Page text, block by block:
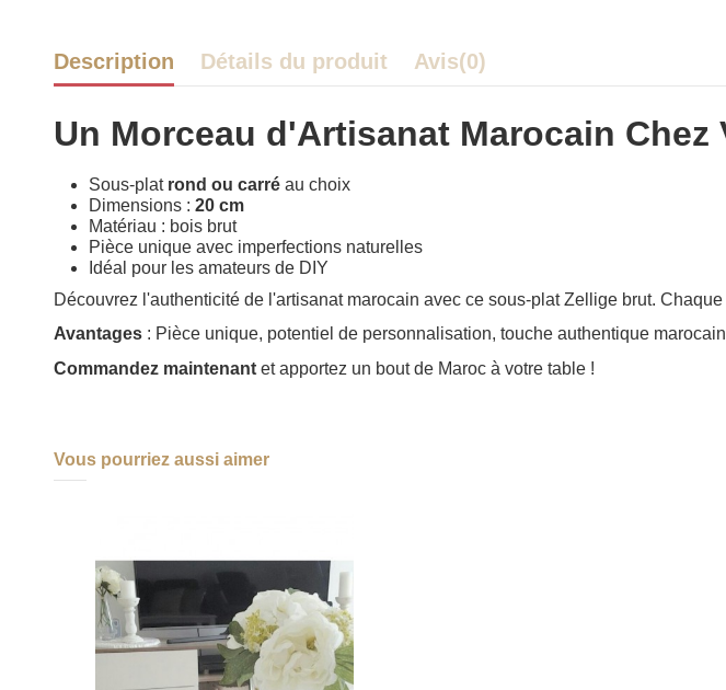
Description Détails du produit Avis(0)
Un Morceau d'Artisanat Marocain Chez
Sous-plat rond ou carré au choix
Dimensions : 20 cm
Matériau : bois brut
Pièce unique avec imperfections naturelles
Idéal pour les amateurs de DIY
Découvrez l'authenticité de l'artisanat marocain avec ce sous-plat Zellige brut.
Avantages : Pièce unique, potentiel de personnalisation, touche authentique
Commandez maintenant et apportez un bout de Maroc à votre table !
Vous pourriez aussi aimer